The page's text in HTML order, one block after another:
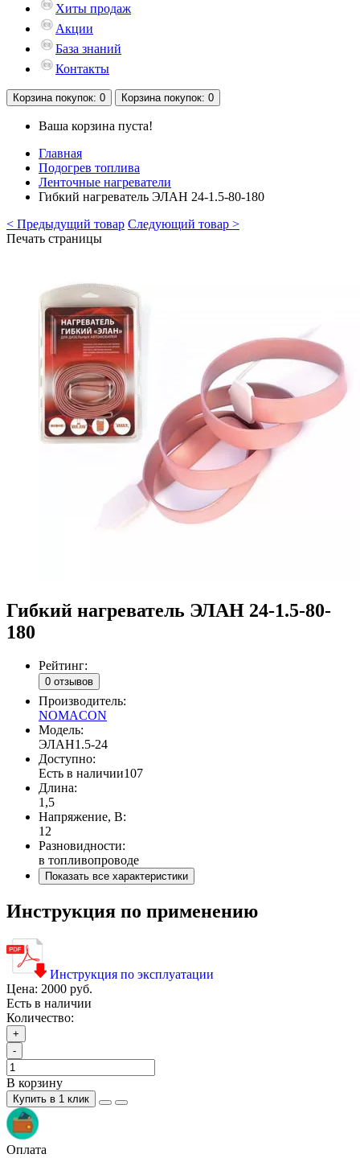
Хиты продаж
Акции
База знаний
Контакты
Корзина покупок: 0 Корзина покупок: 0
Ваша корзина пуста!
Главная
Подогрев топлива
Ленточные нагреватели
Гибкий нагреватель ЭЛАН 24-1.5-80-180
< Предыдущий товар Следующий товар >
Печать страницы
Гибкий нагреватель ЭЛАН 24-1.5-80-
180
Рейтинг:
0 отзывов
Производитель:
NOMACON
Модель:
ЭЛАН1.5-24
Доступно:
Есть в наличии107
Длина:
1,5
Напряжение, В:
12
Разновидности:
в топливопроводе
Показать все характеристики
Инструкция по применению
Инструкция по эксплуатации
Цена: 2000 руб.
Есть в наличии
Количество:
+
-
В корзину
Купить в 1 клик
Оплата